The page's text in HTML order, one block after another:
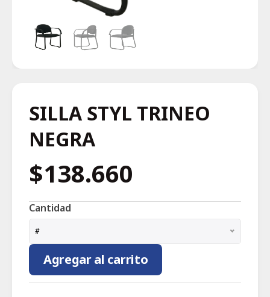
SILLA STYL TRINEO
NEGRA
$138.660
Cantidad
#
Agregar al carrito